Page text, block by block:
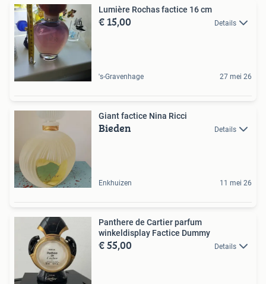
Lumière Rochas factice 16 cm
€ 15,00 Details
's-Gravenhage 27 mei 26
Giant factice Nina Ricci
Bieden Details
Enkhuizen 11 mei 26
Panthere de Cartier parfum
winkeldisplay Factice Dummy
€ 55,00 Details